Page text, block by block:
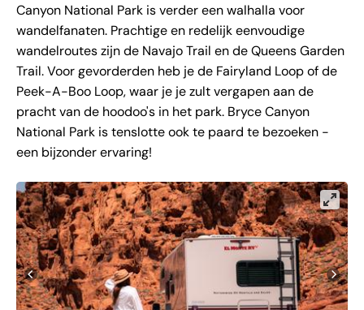
Canyon National Park is verder een walhalla voor
wandelfanaten. Prachtige en redelijk eenvoudige
wandelroutes zijn de Navajo Trail en de Queens Garden
Trail. Voor gevorderden heb je de Fairyland Loop of de
Peek-A-Boo Loop, waar je je zult vergapen aan de
pracht van de hoodoo's in het park. Bryce Canyon
National Park is tenslotte ook te paard te bezoeken -
een bijzonder ervaring!